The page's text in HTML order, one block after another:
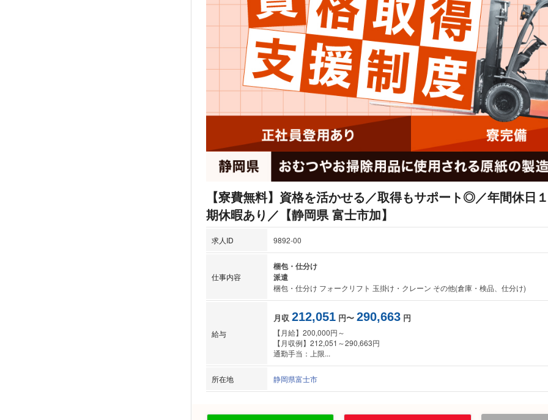
【寮費無料】資格を活かせる／取得もサポート◎／年間休日
期休暇あり／【静岡県 富士市加】
求人ID 9892-00
仕事内容
梱包・仕分け
派遣
梱包・仕分け フォークリフト 玉掛け・クレーン その他(倉庫・検品、仕分け)
給与
月収 212,051 円〜 290,663 円
【月給】200,000円～
【月収例】212,051～290,663円
通勤手当：上限...
所在地 静岡県富士市